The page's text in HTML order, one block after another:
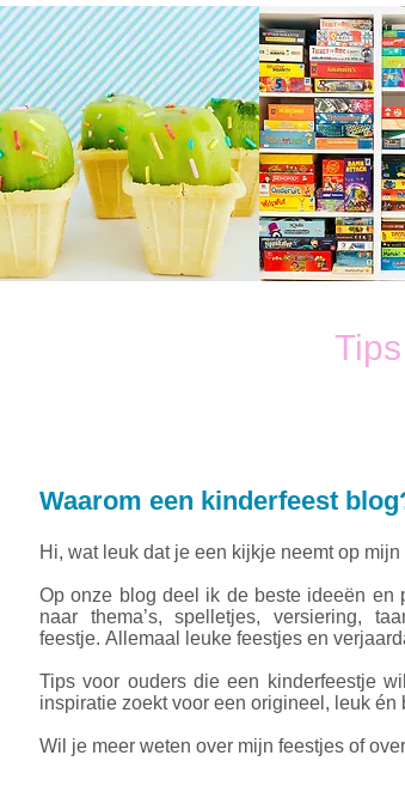
Waarom een kinderfeest
Hi, wat leuk dat je een kijkje neemt op mijn
Op onze blog deel ik de beste ideeën en
naar thema’s, spelletjes, versiering,
feestje. Allemaal leuke feestjes en
Tips voor ouders die een kinderfeestje
inspiratie zoekt voor een origineel, leuk én
Wil je meer weten over mijn feestjes of